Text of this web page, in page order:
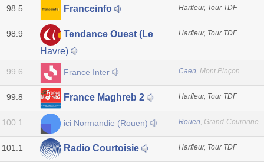
98.5 Franceinfo Harfleur, Tour TDF
98.9
Tendance Ouest (Le
Havre)
Harfleur, Tour TDF
99.6 France Inter Caen, Mont Pinçon
99.8 France Maghreb 2 Harfleur, Tour TDF
100.1 ici Normandie (Rouen) Rouen, Grand-Couronne
101.1 Radio Courtoisie Harfleur, Tour TDF